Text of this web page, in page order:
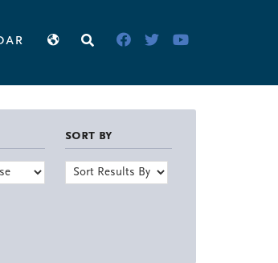
sort by